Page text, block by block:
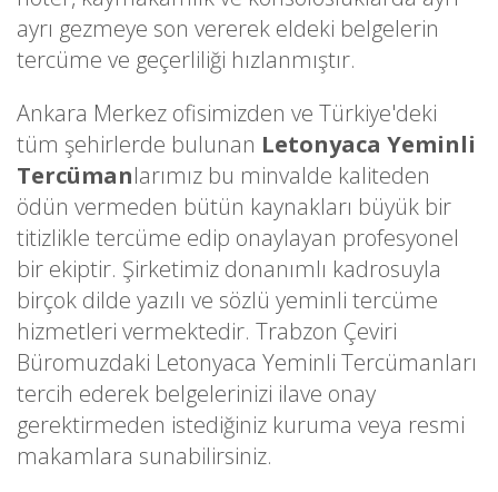
ayrı gezmeye son vererek eldeki belgelerin
tercüme ve geçerliliği hızlanmıştır.
Ankara Merkez ofisimizden ve Türkiye'deki
tüm şehirlerde bulunan Letonyaca Yeminli
Tercümanlarımız bu minvalde kaliteden
ödün vermeden bütün kaynakları büyük bir
titizlikle tercüme edip onaylayan profesyonel
bir ekiptir. Şirketimiz donanımlı kadrosuyla
birçok dilde yazılı ve sözlü yeminli tercüme
hizmetleri vermektedir. Trabzon Çeviri
Büromuzdaki Letonyaca Yeminli Tercümanları
tercih ederek belgelerinizi ilave onay
gerektirmeden istediğiniz kuruma veya resmi
makamlara sunabilirsiniz.